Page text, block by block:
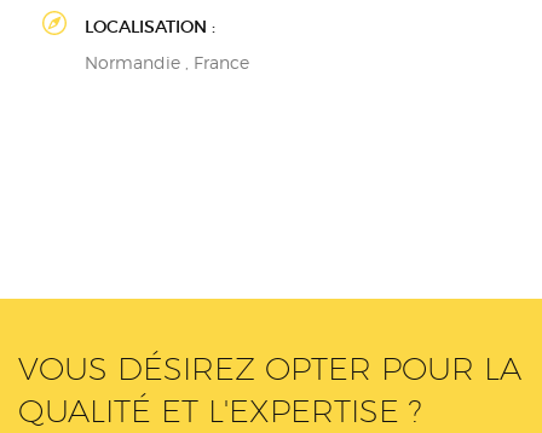
LOCALISATION :
Normandie , France
VOUS DÉSIREZ OPTER POUR LA
QUALITÉ ET L'EXPERTISE ?